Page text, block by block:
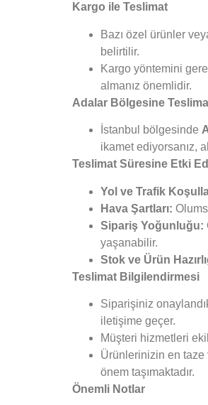
Kargo ile Teslimat
Bazı özel ürünler
belirtilir.
Kargo yöntemini
almanız önemlidir.
Adalar Bölgesine
İstanbul bölgesinde
ikamet ediyorsanız,
Teslimat Süresine Etki
Yol ve Trafik
Hava Şartları:
Sipariş Yoğunluğu:
yaşanabilir.
Stok ve Ürün
Teslimat Bilgilendirmesi
Siparişiniz
iletişime geçer.
Müşteri hizmetleri
Ürünlerinizin en
önem taşımaktadır.
Önemli Notlar